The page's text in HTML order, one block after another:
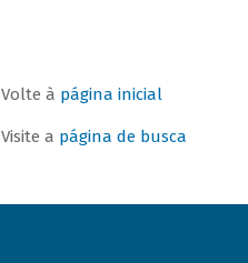
Volte à página inicial
Visite a página de busca